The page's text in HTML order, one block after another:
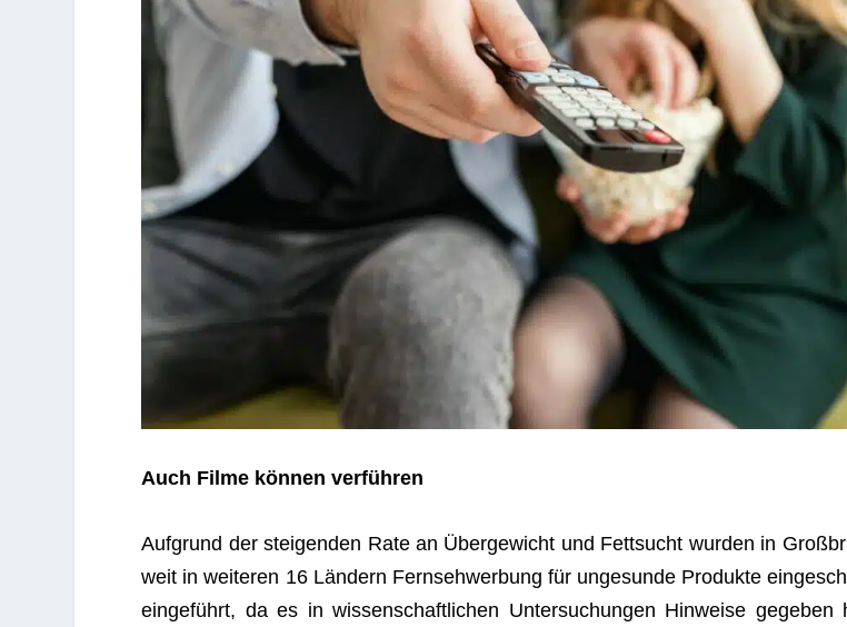
Auch Filme kön­nen verführen
Auf­grund der stei­gen­den Rate an Über­ge­wicht und Fett­sucht wur­den in
weit in wei­te­ren 16 Län­dern Fern­seh­wer­bung für unge­sunde Pro­dukte
ein­ge­führt, da es in wis­sen­schaft­li­chen Unter­su­chun­gen Hin­weise